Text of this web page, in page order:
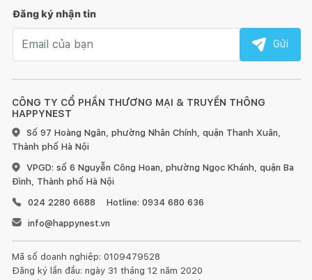
CÔNG TY CỔ PHẦN THƯƠNG MẠI & TRUYỀN THÔNG
HAPPYNEST
Số 97 Hoàng Ngân, phường Nhân Chính, quận Thanh Xuân,
Thành phố Hà Nội
VPGD: số 6 Nguyễn Công Hoan, phường Ngọc Khánh, quận Ba
Đình, Thành phố Hà Nội
024 2280 6688
Hotline: 0934 680 636
info@happynest.vn
Mã số doanh nghiệp: 0109479528
Đăng ký lần đầu: ngày 31 tháng 12 năm 2020
Đăng ký nhận tin
Gửi